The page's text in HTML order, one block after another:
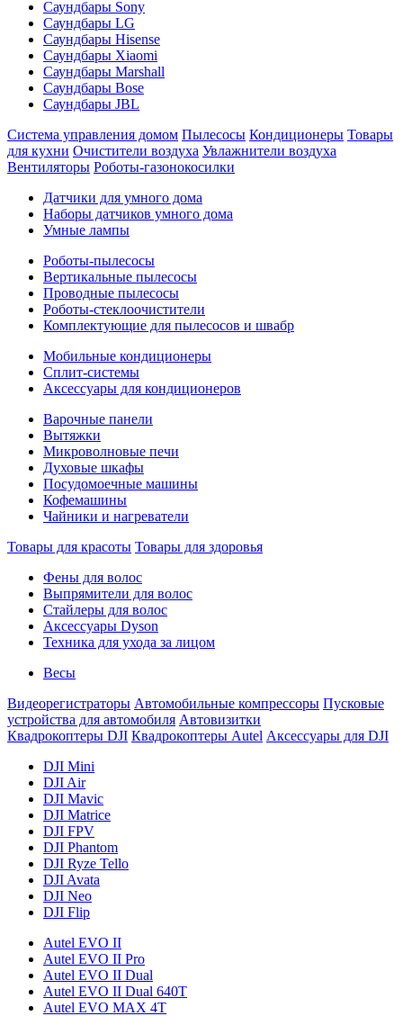
Саундбары Sony
Саундбары LG
Саундбары Hisense
Саундбары Xiaomi
Саундбары Marshall
Саундбары Bose
Саундбары JBL
Система управления домом Пылесосы Кондиционеры Товары
для кухни Очистители воздуха Увлажнители воздуха
Вентиляторы Роботы-газонокосилки
Датчики для умного дома
Наборы датчиков умного дома
Умные лампы
Роботы-пылесосы
Вертикальные пылесосы
Проводные пылесосы
Роботы-стеклоочистители
Комплектующие для пылесосов и швабр
Мобильные кондиционеры
Сплит-системы
Аксессуары для кондиционеров
Варочные панели
Вытяжки
Микроволновые печи
Духовые шкафы
Посудомоечные машины
Кофемашины
Чайники и нагреватели
Товары для красоты Товары для здоровья
Фены для волос
Выпрямители для волос
Стайлеры для волос
Аксессуары Dyson
Техника для ухода за лицом
Весы
Видеорегистраторы Автомобильные компрессоры Пусковые
устройства для автомобиля Автовизитки
Квадрокоптеры DJI Квадрокоптеры Autel Аксессуары для DJI
DJI Mini
DJI Air
DJI Mavic
DJI Matrice
DJI FPV
DJI Phantom
DJI Ryze Tello
DJI Avata
DJI Neo
DJI Flip
Autel EVO II
Autel EVO II Pro
Autel EVO II Dual
Autel EVO II Dual 640T
Autel EVO MAX 4T